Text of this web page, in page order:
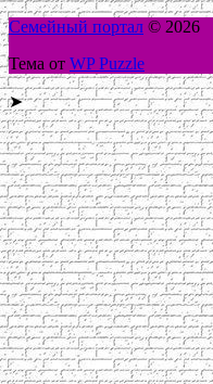
Семейный портал © 2026
Тема от WP Puzzle
➤